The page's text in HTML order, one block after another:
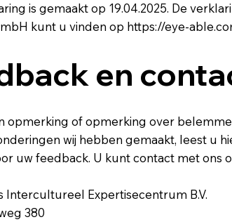
is gemaakt op 19.04.2025. De
kunt u vinden op https://eye-
en
opmerking of opmerking over
wij hebben gemaakt, leest u
uw feedback. U kunt contact met ons
Intercultureel Expertisecentrum B.V.
380